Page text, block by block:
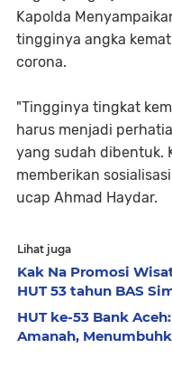
Kapolda
tingginya angka
corona.
"Tingginya tingkat
harus menjadi
yang sudah dibentuk.
memberikan
ucap Ahmad Haydar.
Lihat juga
Kak Na Promosi
HUT 53 tahun BAS
HUT ke-53 Bank
Amanah,